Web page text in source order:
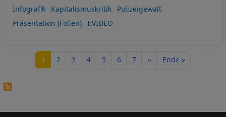
Infografik
Kapitalismuskritik
Polizeigewalt
Präsentation (Folien)
I:VIDEO
Seite
1 Seite
2 Seite
3 Seite
4 Seite
5 Seite
6 Seite
7 Nächste Seite
›› Letzte Seite
Ende »